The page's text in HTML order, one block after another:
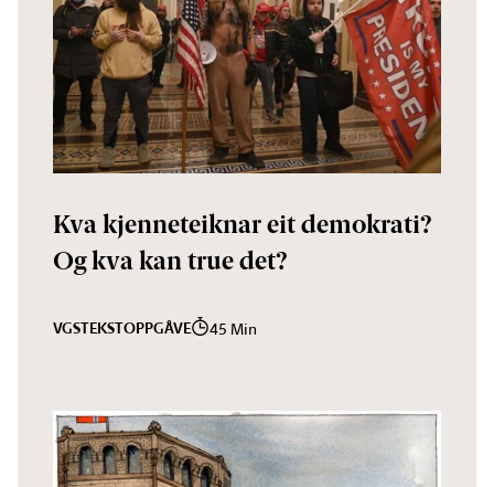
Kva kjenneteiknar eit demokrati?
Og kva kan true det?
VGSTEKSTOPPGÅVE 45 Min